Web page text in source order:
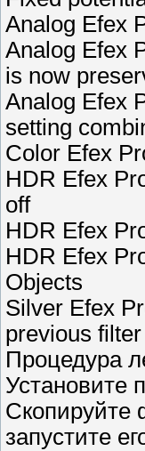
Analog Efex
Analog Efex
is now
Analog Efex
setting
Color Efex
HDR Efex
off
HDR Efex
HDR Efex
Objects
Silver Efex
previous
Процедура
Установите
Скопируйте
запустите